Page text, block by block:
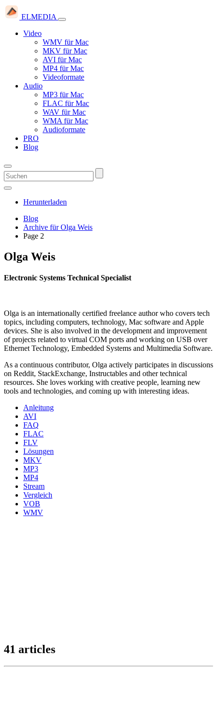
ELMEDIA
Video
WMV für Mac
MKV für Mac
AVI für Mac
MP4 für Mac
Videoformate
Audio
MP3 für Mac
FLAC für Mac
WAV für Mac
WMA für Mac
Audioformate
PRO
Blog
Herunterladen
Blog
Archive für Olga Weis
Page 2
Olga Weis
Electronic Systems Technical Specialist
Olga is an internationally certified freelance author who covers tech
topics, including computers, technology, Mac software and Apple
devices. She is also involved in the development and improvement
of projects related to virtual COM ports and working on USB over
Ethernet Technology, Embedded Systems and Multimedia Software.
As a continuous contributor, Olga actively participates in discussions
on Reddit, StackExchange, Instructables and other technical
resources. She loves working with creative people, learning new
tools and technologies, and coming up with interesting ideas.
Anleitung
AVI
FAQ
FLAC
FLV
Lösungen
MKV
MP3
MP4
Stream
Vergleich
VOB
WMV
41 articles